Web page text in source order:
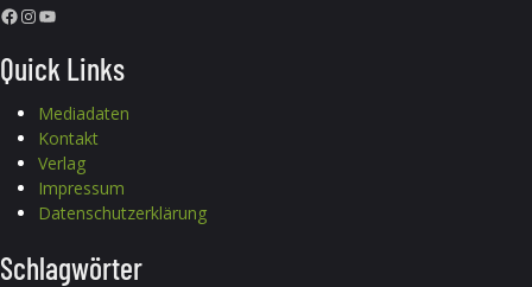
Facebook InstagramYouTube
Quick Links
Mediadaten
Kontakt
Verlag
Impressum
Datenschutzerklärung
Schlagwörter